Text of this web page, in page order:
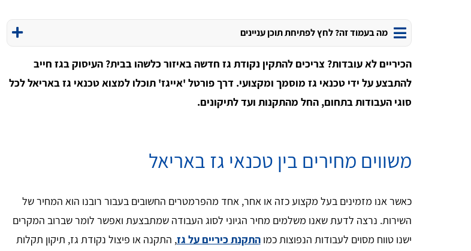
מה בעמוד זה? לחץ לפתיחת תוכן עניינים
הכיריים לא עובדות? צריכים להתקין נקודת גז חדשה באיזור כלשהו בבית? העיסוק בגז חייב
להתבצע על ידי טכנאי גז מוסמך ומקצועי. דרך פורטל 'אייגז' תוכלו למצוא טכנאי גז באריאל לכל
סוגי העבודות בתחום, החל מהתקנות ועד לתיקונים.
משווים מחירים בין טכנאי גז באריאל
כאשר אנו מזמינים בעל מקצוע כזה או אחר, אחד מהפרמטרים החשובים בעבור רובנו הוא המחיר של
השירות. נרצה לדעת שאנו משלמים מחיר הגיוני לסוג העבודה שמתבצעת ואפשר לומר שברוב המקרים
ישנו טווח מסוים לעבודות הנפוצות כמוהתקנת כיריים על גז, התקנה או פיצול נקודת גז, תיקון תקלות